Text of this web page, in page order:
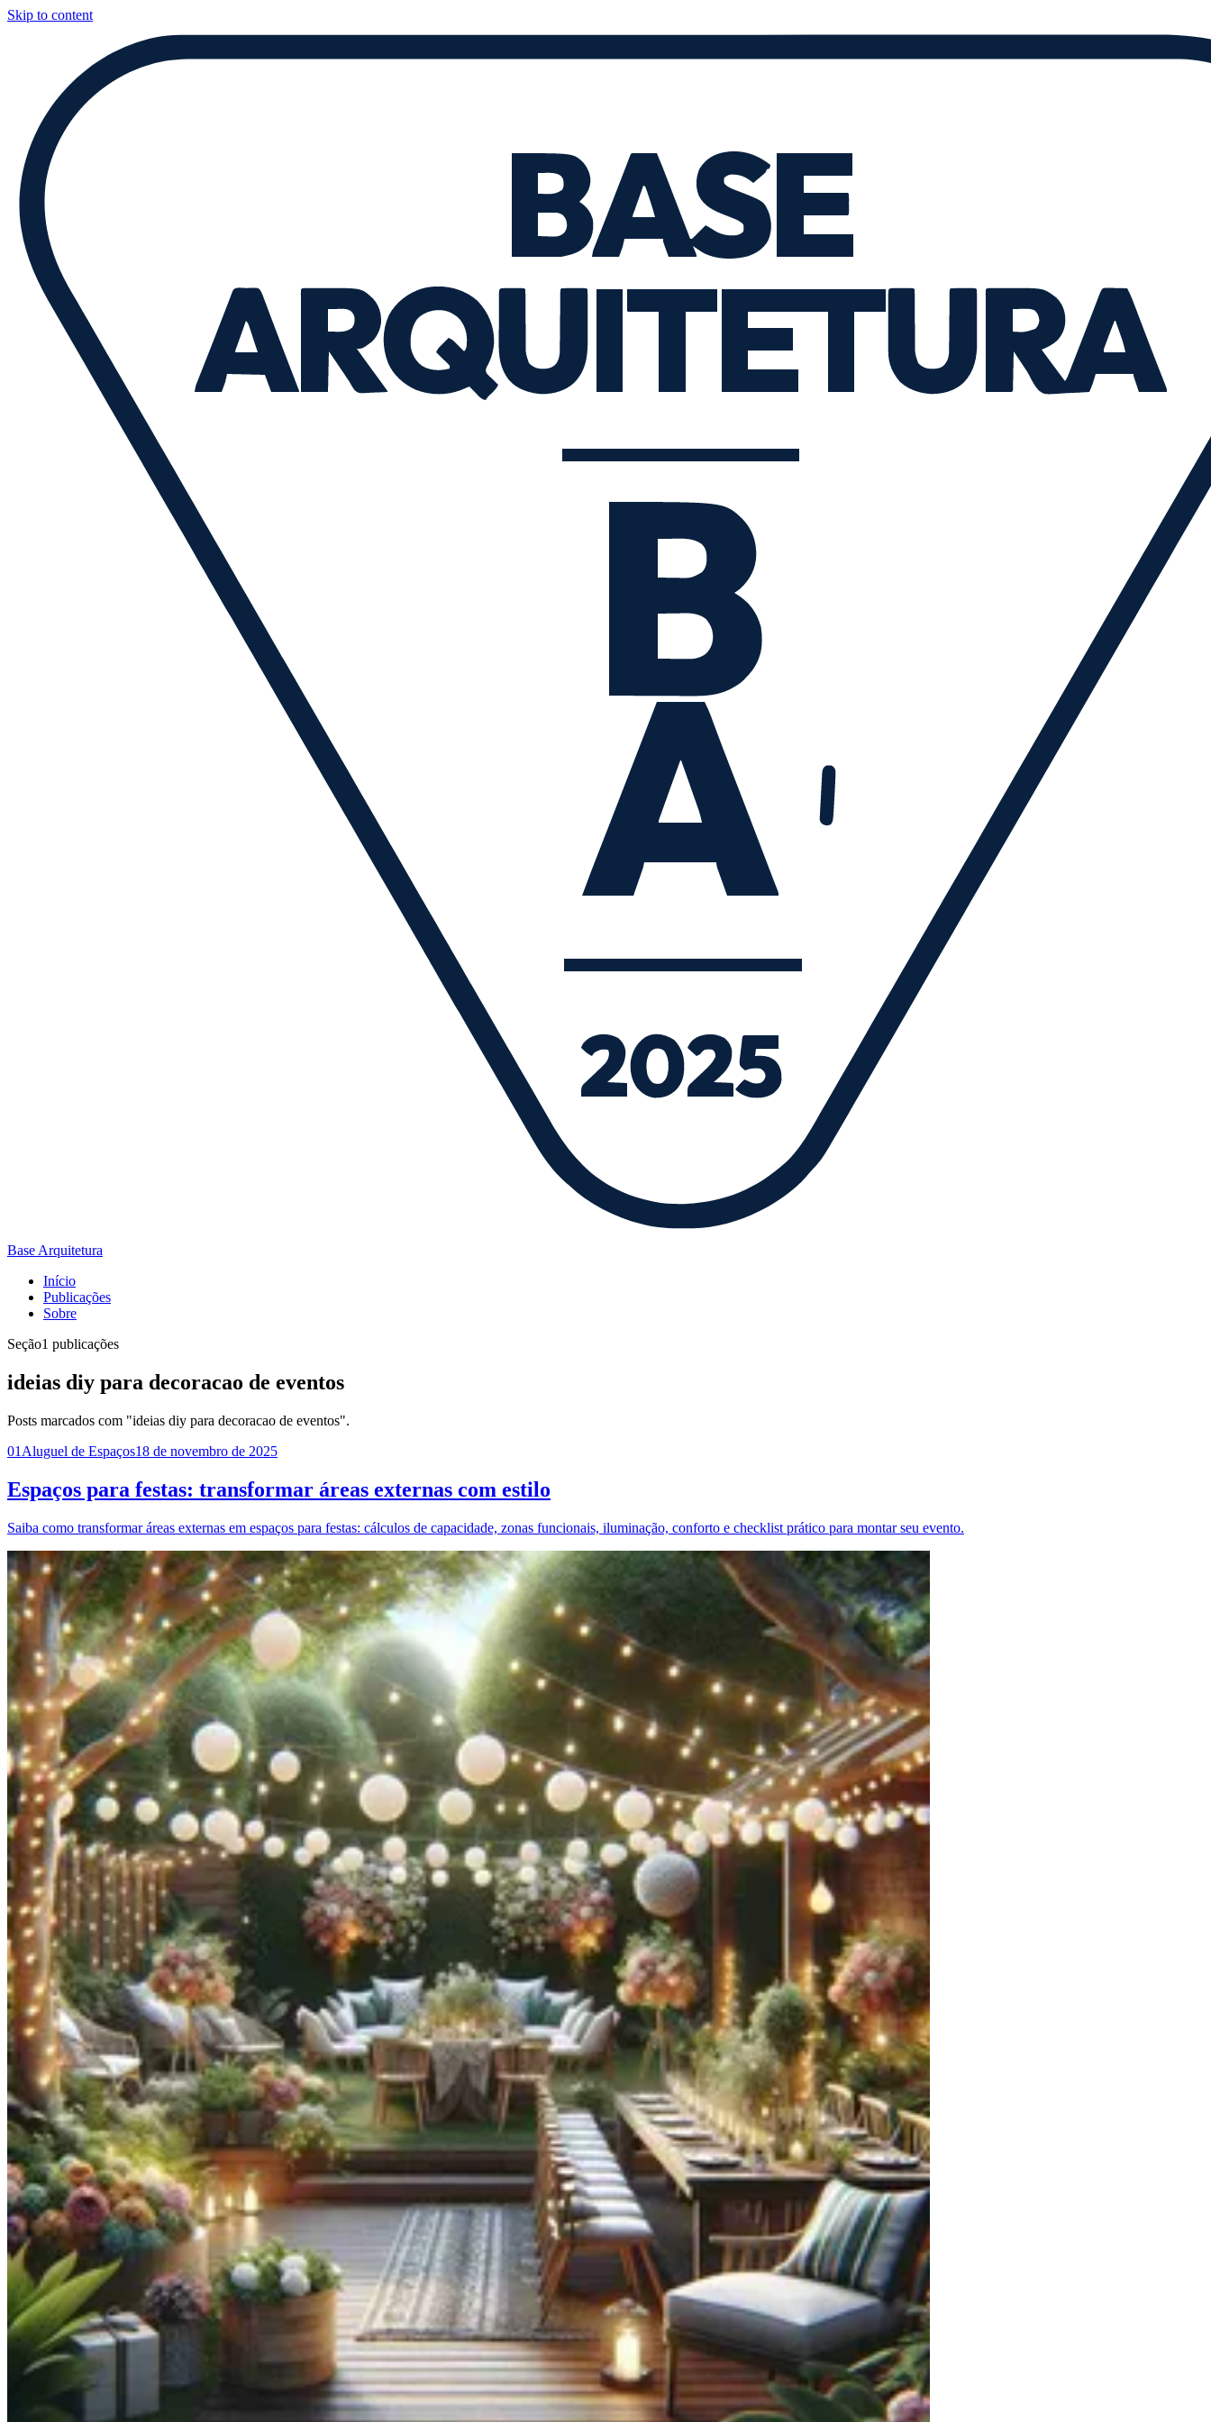
Skip to content
Base Arquitetura
Início
Publicações
Sobre
Seção1 publicações
ideias diy para decoracao de eventos
Posts marcados com "ideias diy para decoracao de eventos".
01 Aluguel de Espaços18 de novembro de 2025
Espaços para festas: transformar áreas externas com estilo
Saiba como transformar áreas externas em espaços para festas: cálculos de capacidade, zonas funcionais, iluminação, conforto e checklist prático para montar seu evento.